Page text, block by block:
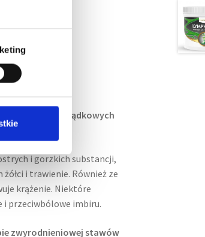
u koni.
problemów żołądkowych
i gorzkich substancji,
i trawienie. Również ze
krążenie. Niektóre
i przeciwbólowe imbiru.
zwyrodnieniowej stawów